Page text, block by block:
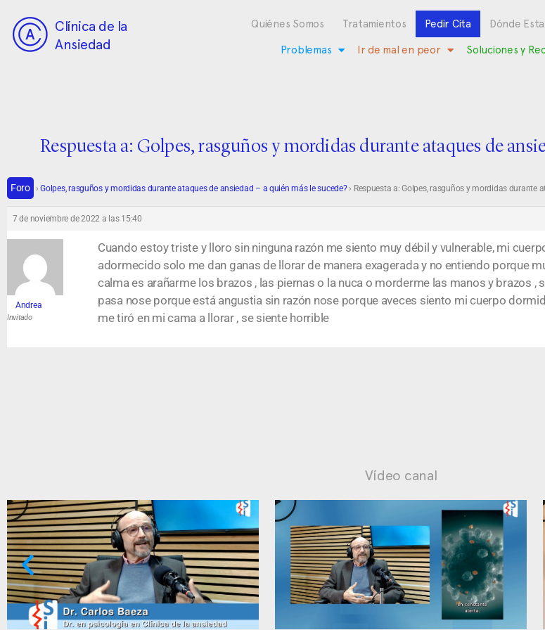
Clínica de la
Ansiedad
Quiénes Somos Tratamientos Pedir Cita Dónde
Problemas Ir de mal en peor Soluciones y
Respuesta a: Golpes, rasguños y mordidas durante ataques de
Foro › Golpes, rasguños y mordidas durante ataques de ansiedad – a quién más le sucede?› Respuesta a: Golpes, rasguños y mordidas durante
7 de noviembre de 2022 a las 15:40
Andrea
Invitado
Cuando estoy triste y lloro sin ninguna razón me siento muy débil y vulnerable, mi
adormecido solo me dan ganas de llorar de manera exagerada y no entiendo porque
calma es arañarme los brazos , las piernas o la nuca o morderme las manos y brazos ,
pasa nose porque está angustia sin razón nose porque aveces siento mi cuerpo
me tiró en mi cama a llorar , se siente horrible
Vídeo canal